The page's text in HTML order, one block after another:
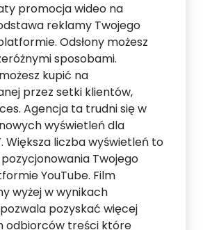
promocja wideo na
reklamy Twojego
Odsłony możesz
sposobami.
kupić na
przez setki klientów,
Agencja ta trudni się w
wyświetleń dla
Większa liczba wyświetleń to
Twojego
YouTube. Film
wyżej w wynikach
pozyskać więcej
odbiorców treści które